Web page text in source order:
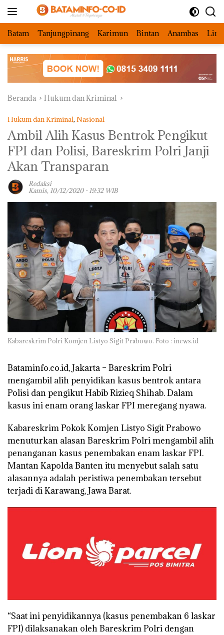
Batam Tanjungpinang Karimun Bintan Anambas
Beranda Hukum dan Kriminal
Hukum dan Kriminal, Nasional
Ambil Alih Kasus Bentrok Pengikut
FPI dan Polisi, Bareskrim Polri Janji
Akan Transparan
Redaksi
Kamis, 10/12/2020 - 19:32 WIB
Kabareskrim Polri Komjen Listyo Sigit Prabowo. Foto : inews.id
Bataminfo.co.id, Jakarta – Bareskrim Polri
mengambil alih penyidikan kasus bentrok antara
Polisi dan pengikut Habib Rizieq Shihab. Dalam
kasus ini enam orang laskar FPI meregang nyawa.
Kabareskrim Pokok Komjen Listyo Sigit Prabowo
menuturkan alasan Bareskrim Polri mengambil alih
penanganan kasus penembakan enam laskar FPI.
Mantan Kapolda Banten itu menyebut salah satu
alasannya adalah peristiwa penembakan tersebut
terjadi di Karawang, Jawa Barat.
“Saat ini penyidikannya (kasus penembakan 6 laskar
FPI) dilaksanakan oleh Bareskrim Polri dengan